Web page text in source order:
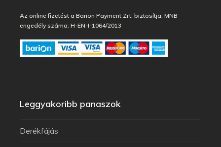
Az online fizetést a Barion Payment Zrt. biztosítja, MNB
engedély száma: H-EN-I-1064/2013
Leggyakoribb panaszok
Derékfájás